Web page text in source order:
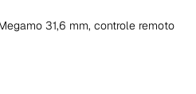
31,6 mm, controle remoto